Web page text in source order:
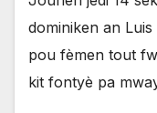
dominiken an
pou fèmen tout
kit fontyè pa